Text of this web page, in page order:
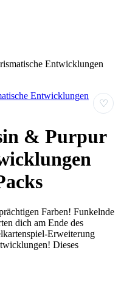
Entwicklungen
♡
& Purpur
Farben! Funkelnde
dich am Ende des
Erweiterung
Dieses